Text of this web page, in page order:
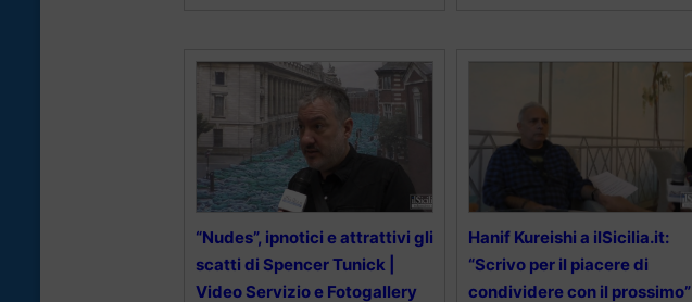
“Nudes”, ipnotici e attrattivi gli
scatti di Spencer Tunick |
Video Servizio e Fotogallery
Hanif Kureishi a ilSicilia.it:
“Scrivo per il piacere di
condividere con il prossimo”